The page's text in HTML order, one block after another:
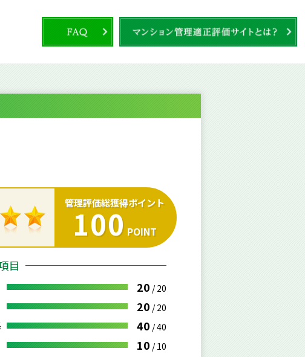
管理評価総獲得ポイント
100 POINT
目
20 / 20
20 / 20
40 /40
10 / 10